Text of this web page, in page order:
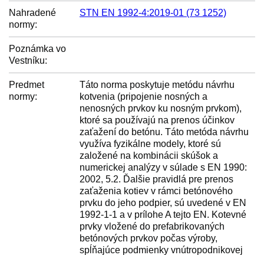
Nahradené
normy:
STN EN 1992-4:2019-01 (73 1252)
Poznámka vo
Vestníku:
Predmet
normy:
Táto norma poskytuje metódu návrhu
kotvenia (pripojenie nosných a
nenosných prvkov ku nosným prvkom),
ktoré sa používajú na prenos účinkov
zaťažení do betónu. Táto metóda návrhu
využíva fyzikálne modely, ktoré sú
založené na kombinácii skúšok a
numerickej analýzy v súlade s EN 1990:
2002, 5.2. Ďalšie pravidlá pre prenos
zaťaženia kotiev v rámci betónového
prvku do jeho podpier, sú uvedené v EN
1992-1-1 a v prílohe A tejto EN. Kotevné
prvky vložené do prefabrikovaných
betónových prvkov počas výroby,
spĺňajúce podmienky vnútropodnikovej